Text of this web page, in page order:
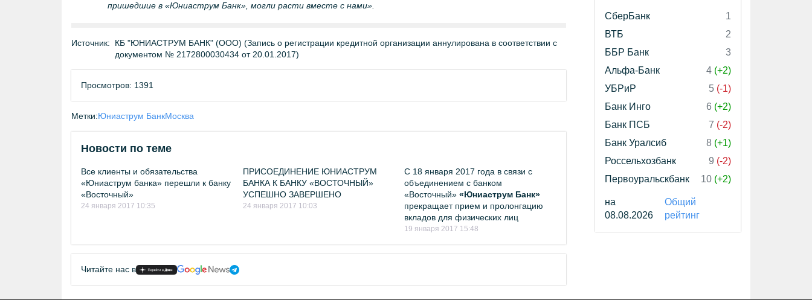
пришедшие в «Юниаструм Банк», могли расти вместе с нами».
Источник:
КБ "ЮНИАСТРУМ БАНК" (ООО) (Запись о регистрации кредитной организации аннулирована в соответствии с
документом № 2172800030434 от 20.01.2017)
Просмотров: 1391
Метки:Юниаструм БанкМосква
Новости по теме
Все клиенты и обязательства
«Юниаструм банка» перешли к банку
«Восточный»
24 января 2017 10:35
ПРИСОЕДИНЕНИЕ ЮНИАСТРУМ
БАНКА К БАНКУ «ВОСТОЧНЫЙ»
УСПЕШНО ЗАВЕРШЕНО
24 января 2017 10:03
С 18 января 2017 года в связи с
объединением с банком
«Восточный»«Юниаструм Банк»
прекращает прием и пролонгацию
вкладов для физических лиц
19 января 2017 15:48
Читайте нас в
СберБанк
1
ВТБ
2
ББР Банк
3
Альфа-Банк
4 (+2)
УБРиР
5 (-1)
Банк Инго
6 (+2)
Банк ПСБ
7 (-2)
Банк Уралсиб
8 (+1)
Россельхозбанк
9 (-2)
Первоуральскбанк
10 (+2)
на
08.08.2026
Общий
рейтинг